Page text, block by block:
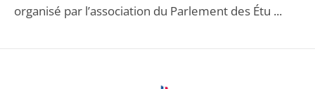
organisé par l’association du Parlement des Étu ...